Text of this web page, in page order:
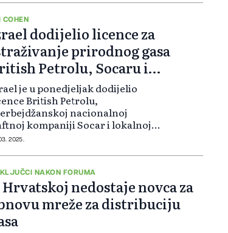
do vrlo visokih cijena,
se u dokumentu o kojemu se
COHEN
dodijelio licence za
prirodnog gasa
Petrolu, Socaru i
je u ponedjeljak dodijelio
British Petrolu,
nacionalnoj
kompaniji Socar i lokalnoj
NewMed Energy za
vodama, u nastojanju da
domaće rezerve gasa i proširi
2025.
NAKON FORUMA
Hrvatskoj nedostaje novca za
mreže za distribuciju